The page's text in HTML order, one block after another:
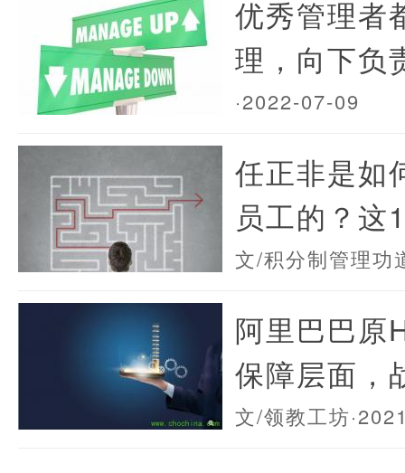
优秀管理者
理，向下负
·2022-07-09
任正非是如
员工的？
文/积分制管理功
阿里巴巴原
保障层面，
文/领教工坊